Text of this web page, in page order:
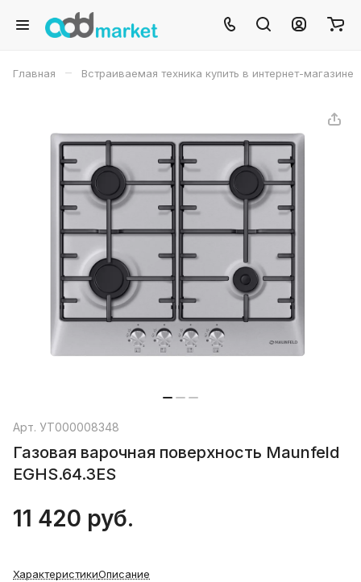
Главная – Встраиваемая техника купить в интернет-магазине
Арт. УТ000008348
Газовая варочная поверхность Maunfeld
EGHS.64.3ES
11 420 руб.
ХарактеристикиОписание